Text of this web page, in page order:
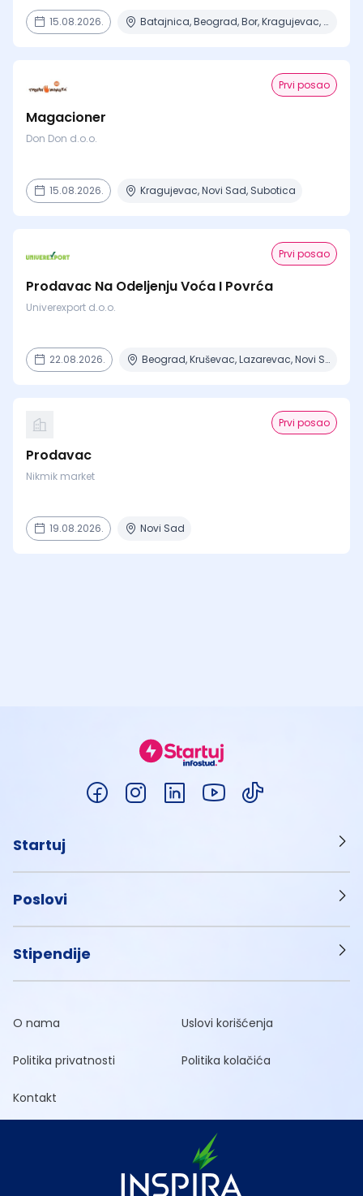
15.08.2026. Batajnica, Beograd, Bor, Kragujevac, Negotin + 6 mesta
Prvi posao
Magacioner
Don Don d.o.o.
15.08.2026. Kragujevac, Novi Sad, Subotica
Prvi posao
Prodavac Na Odeljenju Voća I Povrća
Univerexport d.o.o.
22.08.2026. Beograd, Kruševac, Lazarevac, Novi Sad, Obrenovac
Prvi posao
Prodavac
Nikmik market
19.08.2026. Novi Sad
Startuj
Poslovi
Stipendije
O nama Uslovi korišćenja
Politika privatnosti Politika kolačića
Kontakt